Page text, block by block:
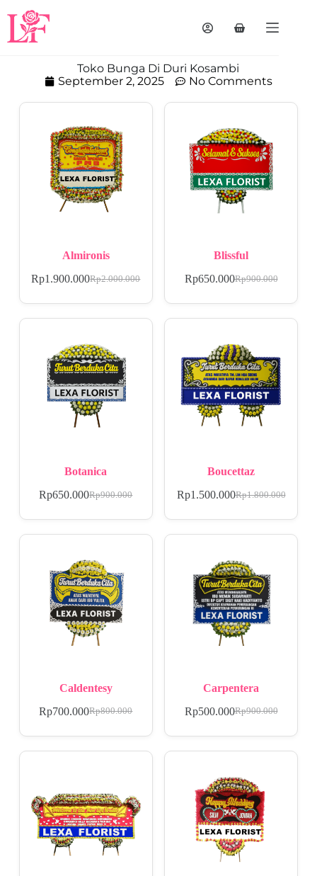
Toko Bunga Di Duri Kosambi
September 2, 2025
No Comments
Almironis
Rp2.000.000
Rp1.900.000
Blissful
Rp900.000
Rp650.000
Botanica
Rp900.000
Rp650.000
Boucettaz
Rp1.800.000
Rp1.500.000
Caldentesy
Rp800.000
Rp700.000
Carpentera
Rp900.000
Rp500.000